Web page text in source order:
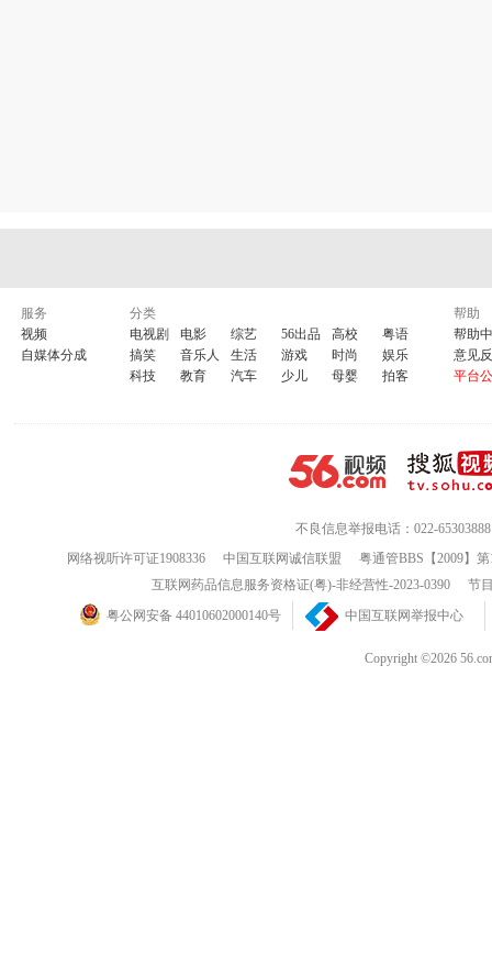
服务
视频
自媒体分成
分类
电视剧
电影 综艺 56出品 高校
粤语
搞笑
音乐人 生活 游戏 时尚
娱乐
科技
教育 汽车 少儿 母婴 拍客
帮助
帮助
意见
平台
不良信息举报电话：022-65303888
网络视听许可证1908336
中国互联网诚信联盟
粤通管BBS【2009】
互联网药品信息服务资格证(粤)-非经营性-2023-0390
节
粤公网安备 44010602000140号
中国互联网举报中心
Copyright ©2026